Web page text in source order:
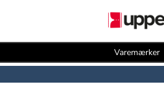
Varemærker